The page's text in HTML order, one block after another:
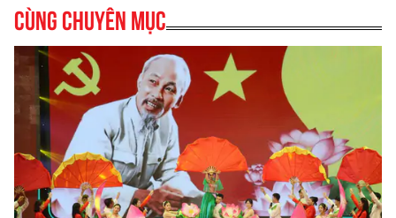
Cùng chuyên mục